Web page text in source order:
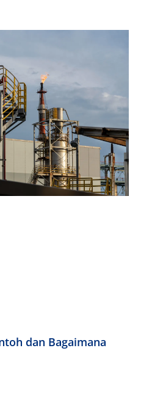
dan Bagaimana